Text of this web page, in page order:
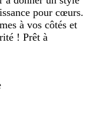
pour cœurs.
à vos côtés et
! Prêt à